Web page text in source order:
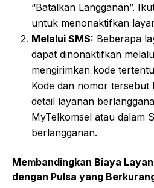
“Batalkan Langganan”.
untuk menonaktifkan
Melalui SMS: Beberapa
dapat dinonaktifkan
mengirimkan kode
Kode dan nomor tersebut
detail layanan
MyTelkomsel atau dalam
berlangganan.
Membandingkan Biaya
dengan Pulsa yang